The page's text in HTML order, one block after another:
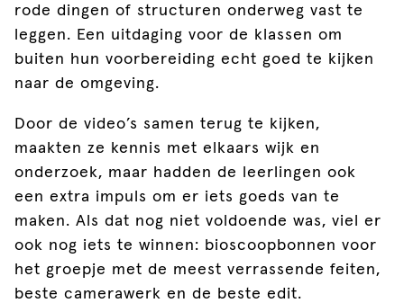
rode dingen of structuren onderweg vast te
leggen. Een uitdaging voor de klassen om
buiten hun voorbereiding echt goed te kijken
naar de omgeving.
Door de video’s samen terug te kijken,
maakten ze kennis met elkaars wijk en
onderzoek, maar hadden de leerlingen ook
een extra impuls om er iets goeds van te
maken. Als dat nog niet voldoende was, viel er
ook nog iets te winnen: bioscoopbonnen voor
het groepje met de meest verrassende feiten,
beste camerawerk en de beste edit.